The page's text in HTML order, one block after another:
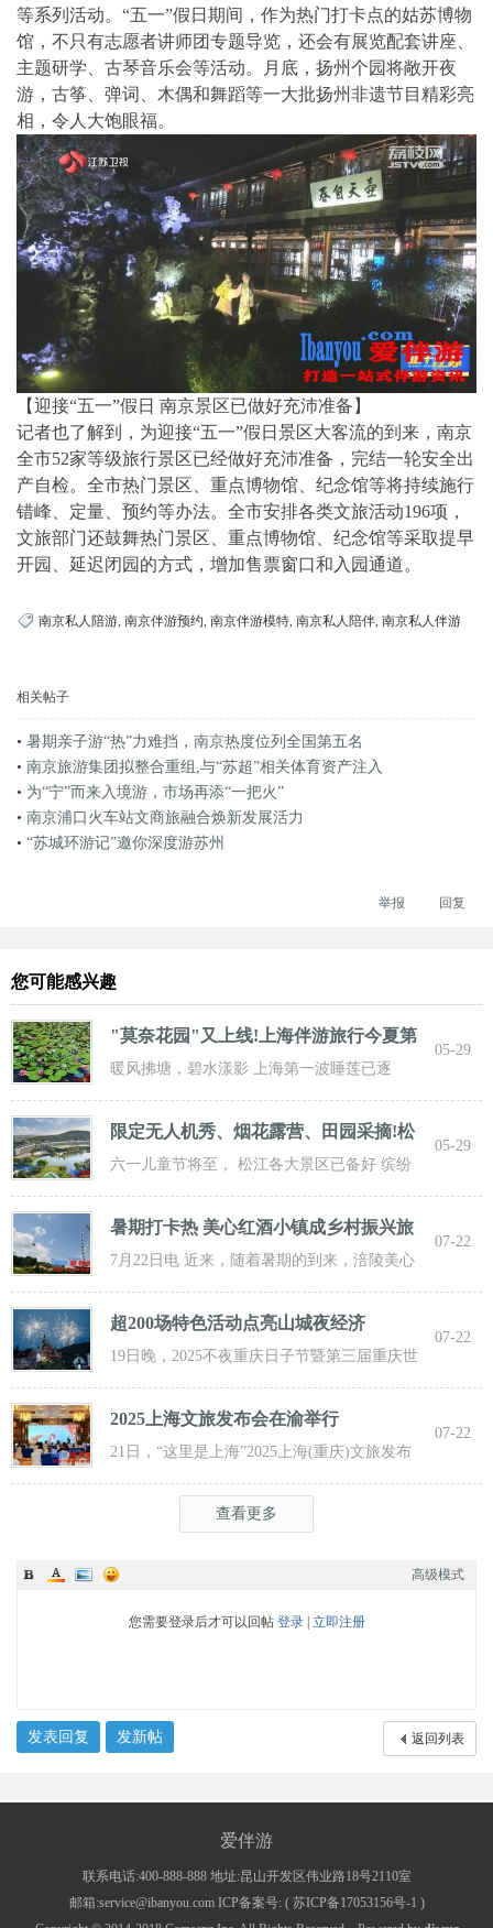
等系列活动。“五一”假日期间，作为热门打卡点的姑苏博物
馆，不只有志愿者讲师团专题导览，还会有展览配套讲座、
主题研学、古琴音乐会等活动。月底，扬州个园将敞开夜
游，古筝、弹词、木偶和舞蹈等一大批扬州非遗节目精彩亮
相，令人大饱眼福。
【迎接“五一”假日 南京景区已做好充沛准备】
记者也了解到，为迎接“五一”假日景区大客流的到来，南京
全市52家等级旅行景区已经做好充沛准备，完结一轮安全出
产自检。全市热门景区、重点博物馆、纪念馆等将持续施行
错峰、定量、预约等办法。全市安排各类文旅活动196项，
文旅部门还鼓舞热门景区、重点博物馆、纪念馆等采取提早
开园、延迟闭园的方式，增加售票窗口和入园通道。
南京私人陪游, 南京伴游预约, 南京伴游模特, 南京私人陪伴, 南京私人伴游
相关帖子
• 暑期亲子游“热”力难挡，南京热度位列全国第五名
• 南京旅游集团拟整合重组,与“苏超”相关体育资产注入
• 为“宁”而来入境游，市场再添“一把火”
• 南京浦口火车站文商旅融合焕新发展活力
• “苏城环游记”邀你深度游苏州
回复
举报
您可能感兴趣
"莫奈花园"又上线!上海伴游旅行今夏第
一波
暖风拂塘，碧水漾影 上海第一波睡莲已逐
步“复苏” 粉白嫣红的花朵浮于水面 趁花期正
05-29
限定无人机秀、烟花露营、田园采摘!松
江遛
六一儿童节将至， 松江各大景区已备好 缤纷
活动与超值福利， 从主题乐土到田园乡野，
05-29
暑期打卡热 美心红酒小镇成乡村振兴旅
游新
7月22日电 近来，随着暑期的到来，涪陵美心
红酒小镇迎来了大批游客前来打卡，
07-22
超200场特色活动点亮山城夜经济
19日晚，2025不夜重庆日子节暨第三届重庆世
界啤酒文化节发动活动在重庆市九龙坡
07-22
2025上海文旅发布会在渝举行
21日，“这里是上海”2025上海(重庆)文旅发布
会在渝举行，全方位展示上海文旅
07-22
查看更多
高级模式
您需要登录后才可以回帖 登录| 立即注册
发表回复 发新帖 返回列表
爱伴游
联系电话:400-888-888 地址:昆山开发区伟业路18号2110室
邮箱:service@ibanyou.com ICP备案号: ( 苏ICP备17053156号-1 )